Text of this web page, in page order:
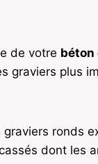
de votre béton
graviers plus
ronds
dont les